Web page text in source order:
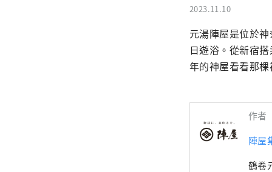
2023.11.10
元湯陣屋是位於
日遊浴。從新宿
年的神屋看看那
作者
陣屋
鶴卷